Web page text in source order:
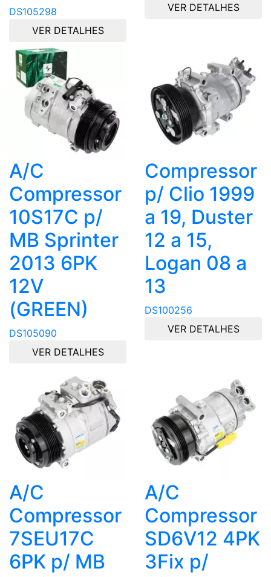
DS105298
VER DETALHES
VER DETALHES
A/C
Compressor
10S17C p/
MB Sprinter
2013 6PK
12V
(GREEN)
DS105090
VER DETALHES
Compressor
p/ Clio 1999
a 19, Duster
12 a 15,
Logan 08 a
13
DS100256
VER DETALHES
A/C
Compressor
7SEU17C
6PK p/ MB
A/C
Compressor
SD6V12 4PK
3Fix p/